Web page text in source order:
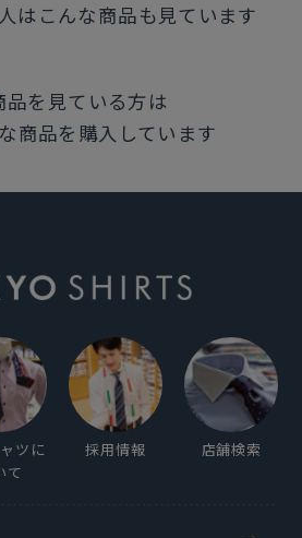
はこんな商品も見ています
品を見ている方は
商品を購入しています
ツに
て
採用情報 店舗検索